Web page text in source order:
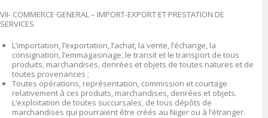
VII- COMMERCE GENERAL – IMPORT-EXPORT ET PRESTATION DE
SERVICES
L’importation, l’exportation, l’achat, la vente, l’échange, la
consignation, l’emmagasinage, le transit et le transport de tous
produits, marchandises, denrées et objets de toutes natures et de
toutes provenances ;
Toutes opérations, représentation, commission et courtage
relativement à ces produits, marchandises, denrées et objets.
L’exploitation de toutes succursales, de tous dépôts de
marchandises qui pourraient être créés au Niger ou à l’étranger.